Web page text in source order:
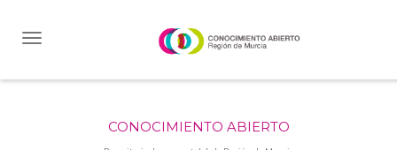
CONOCIMIENTO ABIERTO